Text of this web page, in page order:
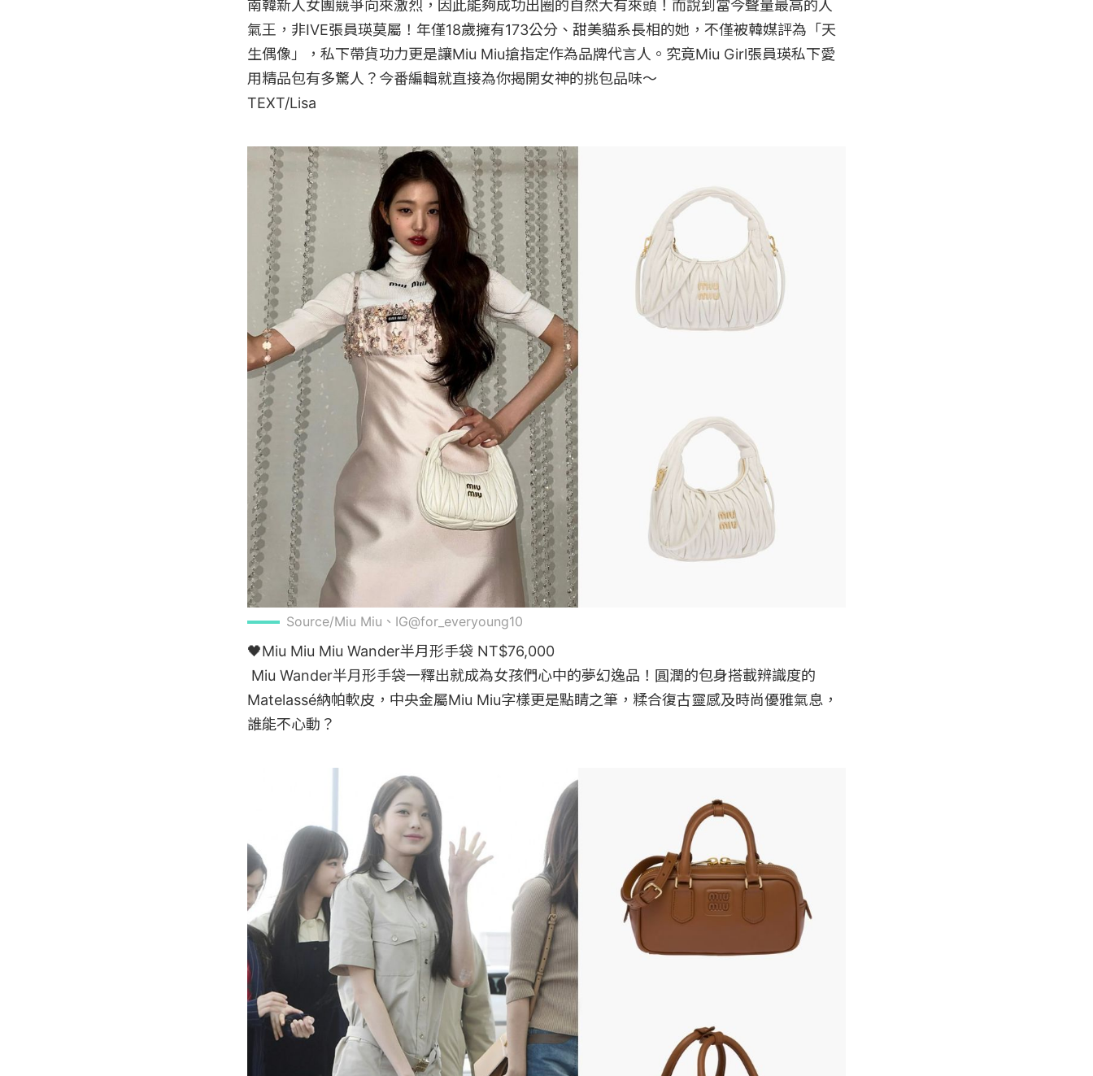
南韓新人女團競爭向來激烈，因此能夠成功出圈的自然大有來頭！而說到當今聲量最高的人
氣王，非IVE張員瑛莫屬！年僅18歲擁有173公分、甜美貓系長相的她，不僅被韓媒評為「天
生偶像」，私下帶貨功力更是讓Miu Miu搶指定作為品牌代言人。究竟Miu Girl張員瑛私下愛
用精品包有多驚人？今番編輯就直接為你揭開女神的挑包品味～
TEXT/Lisa
Source/Miu Miu、IG@for_everyoung10
🖤Miu Miu Miu Wander半月形手袋 NT$76,000
Matelassé納帕軟皮，中央金屬Miu Miu字樣更是點睛之筆，糅合復古靈感及時尚優雅氣息，
誰能不心動？